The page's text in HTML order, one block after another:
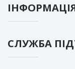
СЛУЖБА